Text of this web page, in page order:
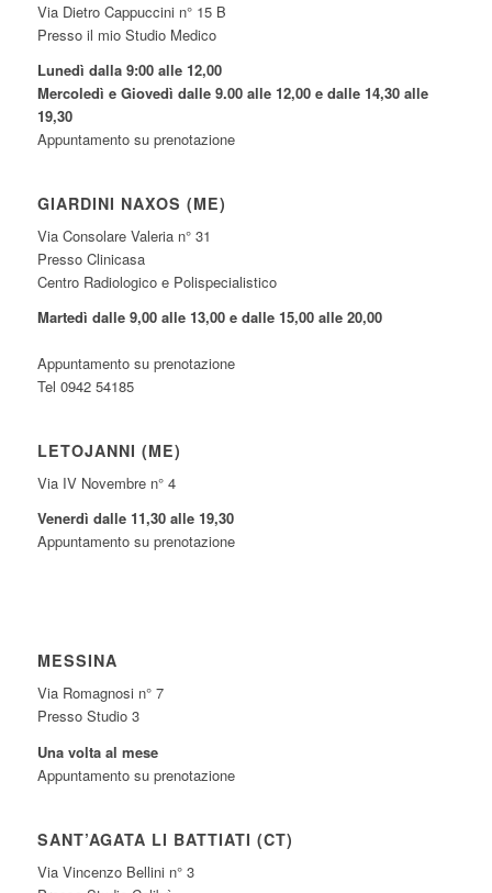
Via Dietro Cappuccini n° 15 B
Presso il mio Studio Medico
Lunedì dalla 9:00 alle 12,00
Mercoledì e Giovedì dalle 9.00 alle 12,00 e dalle 14,30 alle
19,30
Appuntamento su prenotazione
GIARDINI NAXOS (ME)
Via Consolare Valeria n° 31
Presso Clinicasa
Centro Radiologico e Polispecialistico
Martedì dalle 9,00 alle 13,00 e dalle 15,00 alle 20,00
Appuntamento su prenotazione
Tel 0942 54185
LETOJANNI (ME)
Via IV Novembre n° 4
Venerdì dalle 11,30 alle 19,30
Appuntamento su prenotazione
MESSINA
Via Romagnosi n° 7
Presso Studio 3
Una volta al mese
Appuntamento su prenotazione
SANT’AGATA LI BATTIATI (CT)
Via Vincenzo Bellini n° 3